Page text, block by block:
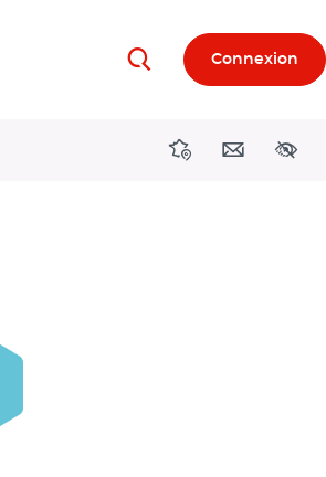
RechercherConnexion
DirectionsContact